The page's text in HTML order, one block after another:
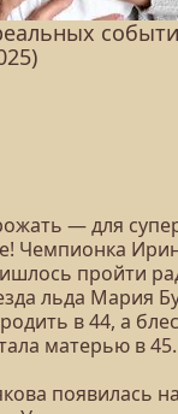
— для
Чемпионка
пройти
льда Мария
в 44, а
матерью в 45.
появилась